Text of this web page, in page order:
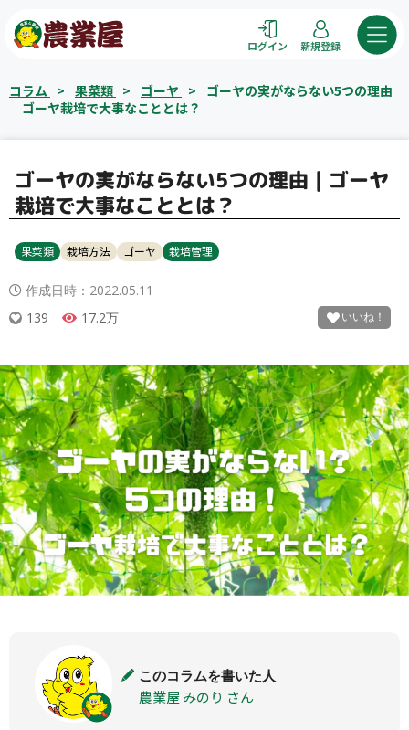
ン
ツ
プ
ログイン 新規登録
コラム > 果菜類 > ゴーヤ >
ゴーヤの実がならない5つの理由
｜ゴーヤ栽培で大事なこととは？
ゴーヤの実がならない5つの理由｜ゴーヤ
栽培で大事なこととは？
果菜類 栽培方法 ゴーヤ 栽培管理
作成日時： 2022.05.11
139
17.2万
このコラムを書いた人
農業屋 みのり さん